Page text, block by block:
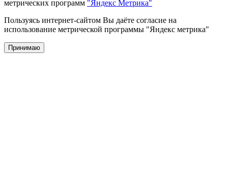
метрических программ "Яндекс Метрика"
Пользуясь интернет-сайтом Вы даёте согласие на
использование метрической программы "Яндекс метрика"
Принимаю